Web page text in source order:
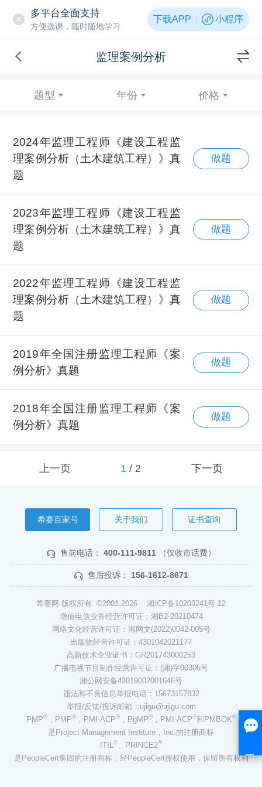
多平台全面支持
方便选课，随时随地学习
下载APP 小程序
监理案例分析
题型 年份 价格
2024年监理工程师《建设工程监
理案例分析（土木建筑工程）》真
题
做题
2023年监理工程师《建设工程监
理案例分析（土木建筑工程）》真
题
做题
2022年监理工程师《建设工程监
理案例分析（土木建筑工程）》真
题
做题
2019年全国注册监理工程师《案
例分析》真题
做题
2018年全国注册监理工程师《案
例分析》真题
做题
上一页 1/ 2 下一页
希赛百家号 关于我们 证书查询
售前电话： 400-111-9811 （仅收市话费）
售后投诉： 156-1612-8671
希赛网 版权所有 ©2001-2026 湘ICP备10203241号-12
增值电信业务经营许可证：湘B2-20210474
网络文化经营许可证：湘网文(2022)0042-005号
出版物经营许可证：4301042021177
高新技术企业证书：GR201743000253
广播电视节目制作经营许可证：(湘)字00306号
湘公网安备43019002001646号
违法和不良信息举报电话：15673157832
举报/反馈/投诉邮箱：ujigu@ujigu.com
PMP®，PMP®，PMI-ACP®，PgMP®，PMI-ACP®和PMBOK®
是Project Management Institute，Inc.的注册商标
ITIL®、PRINCE2®
是PeopleCert集团的注册商标，经PeopleCert授权使用，保留所有权利